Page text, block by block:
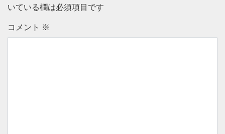
いている欄は必須項目です
コメント ※